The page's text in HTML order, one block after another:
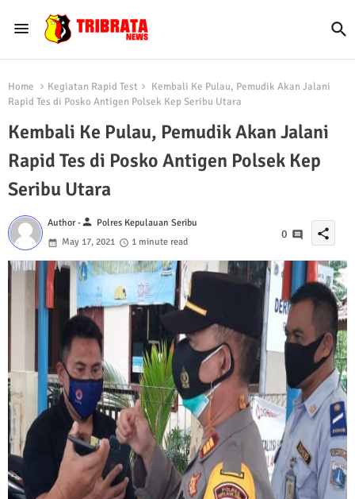
Home Kegiatan Rapid Test
Kembali Ke Pulau, Pemudik Akan Jalani
Rapid Tes di Posko Antigen Polsek Kep Seribu Utara
Kembali Ke Pulau, Pemudik Akan Jalani
Rapid Tes di Posko Antigen Polsek Kep
Seribu Utara
Author -person Polres Kepulauan Seribu
May 17, 2021
1 minute read
0 share